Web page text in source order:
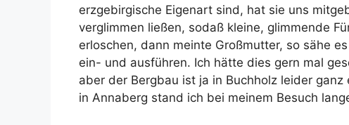
erzgebirgische Eigenart sind, hat sie uns
verglimmen ließen, sodaß kleine, glimmende
erloschen, dann meinte Großmutter, so sähe
ein- und ausführen. Ich hätte dies gern mal
aber der Bergbau ist ja in Buchholz leider
in Annaberg stand ich bei meinem Besuch